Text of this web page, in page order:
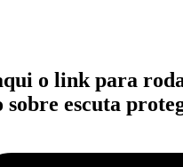
o link para
sobre escuta